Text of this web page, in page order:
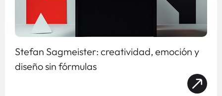
Stefan Sagmeister: creatividad, emoción y
diseño sin fórmulas